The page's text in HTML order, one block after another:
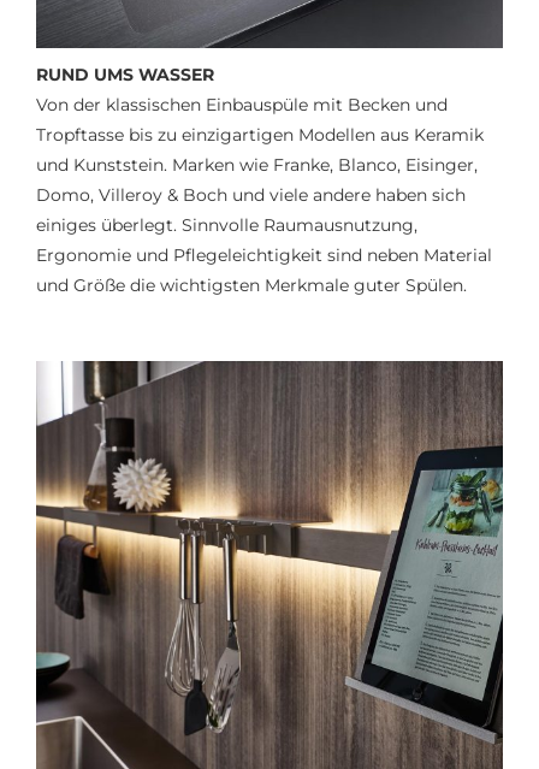
RUND UMS WASSER
Von der klassischen Einbauspüle mit Becken und
Tropftasse bis zu einzigartigen Modellen aus Keramik
und Kunststein. Marken wie Franke, Blanco, Eisinger,
Domo, Villeroy & Boch und viele andere haben sich
einiges überlegt. Sinnvolle Raumausnutzung,
Ergonomie und Pflegeleichtigkeit sind neben Material
und Größe die wichtigsten Merkmale guter Spülen.